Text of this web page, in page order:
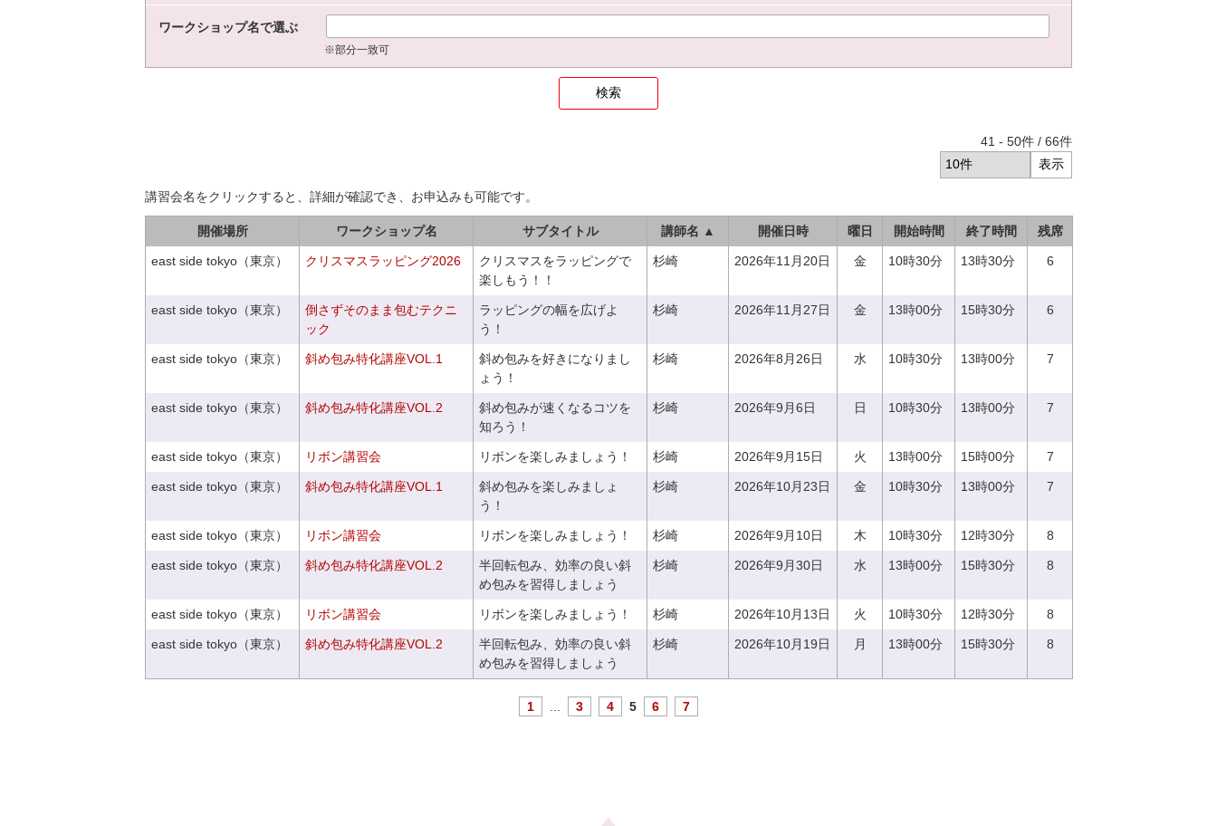
ワークショップ名で選ぶ
※部分一致可
41 - 50件 / 66件
講習会名をクリックすると、詳細が確認でき、お申込みも可能です。
開催場所 ワークショップ名 サブタイトル 講師名 ▲ 開催日時 曜日 開始時間 終了時間 残席
east side tokyo（東京） クリスマスラッピング2026
クリスマスをラッピングで
楽しもう！！
杉崎 2026年11月20日 金 10時30分 13時30分 6
east side tokyo（東京）
倒さずそのまま包むテクニ
ック
ラッピングの幅を広げよ
う！
杉崎 2026年11月27日 金 13時00分 15時30分 6
east side tokyo（東京） 斜め包み特化講座VOL.1
斜め包みを好きになりまし
ょう！
杉崎 2026年8月26日 水 10時30分 13時00分 7
east side tokyo（東京） 斜め包み特化講座VOL.2
斜め包みが速くなるコツを
知ろう！
杉崎 2026年9月6日 日 10時30分 13時00分 7
east side tokyo（東京） リボン講習会 リボンを楽しみましょう！ 杉崎 2026年9月15日 火 13時00分 15時00分 7
east side tokyo（東京） 斜め包み特化講座VOL.1
斜め包みを楽しみましょ
う！
杉崎 2026年10月23日 金 10時30分 13時00分 7
east side tokyo（東京） リボン講習会 リボンを楽しみましょう！ 杉崎 2026年9月10日 木 10時30分 12時30分 8
east side tokyo（東京） 斜め包み特化講座VOL.2
半回転包み、効率の良い斜
め包みを習得しましょう
杉崎 2026年9月30日 水 13時00分 15時30分 8
east side tokyo（東京） リボン講習会 リボンを楽しみましょう！ 杉崎 2026年10月13日 火 10時30分 12時30分 8
east side tokyo（東京） 斜め包み特化講座VOL.2
半回転包み、効率の良い斜
め包みを習得しましょう
杉崎 2026年10月19日 月 13時00分 15時30分 8
1 3 4 5 6 7